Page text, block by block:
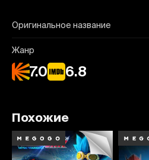
Оригинальное название
Жанр
7.0 6.8
Похожие